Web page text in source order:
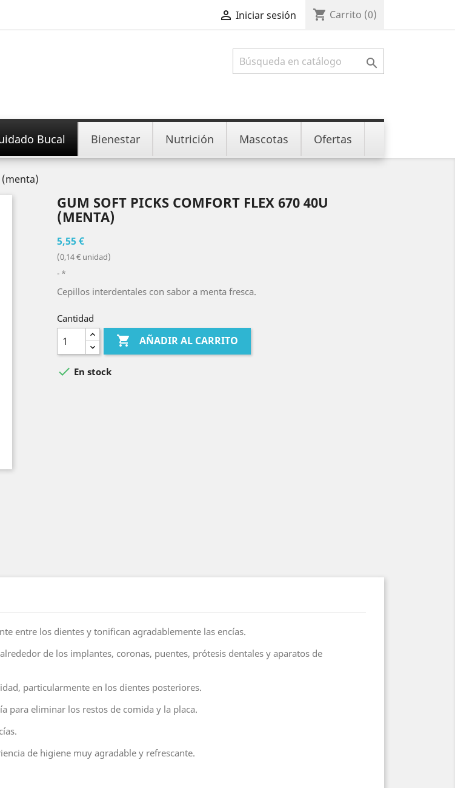
 Iniciar sesión shopping_cart Carrito (0)

Bucal Bienestar Nutrición Mascotas Ofertas
GUM SOFT PICKS COMFORT FLEX 670 40U
(MENTA)
5,55 €
(0,14 € unidad)
*
Cepillos interdentales con sabor a menta fresca.
Cantidad
 AÑADIR AL CARRITO
 En stock
entre los dientes y tonifican agradablemente las encías.
de los implantes, coronas, puentes, prótesis dentales y aparatos de
particularmente en los dientes posteriores.
para eliminar los restos de comida y la placa.
de higiene muy agradable y refrescante.